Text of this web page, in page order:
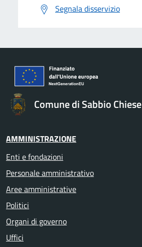
Segnala disservizio
Comune di Sabbio Chiese
AMMINISTRAZIONE
Enti e fondazioni
Personale amministrativo
Aree amministrative
Politici
Organi di governo
Uffici